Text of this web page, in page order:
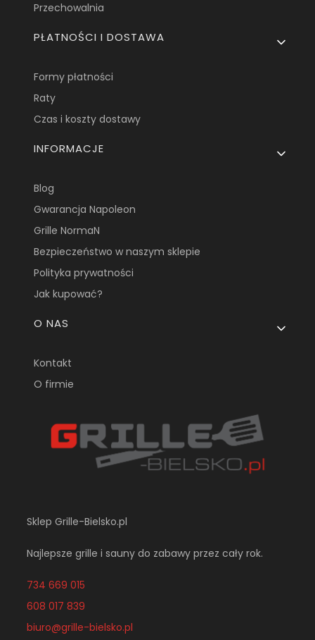
Przechowalnia
PŁATNOŚCI I DOSTAWA
Formy płatności
Raty
Czas i koszty dostawy
INFORMACJE
Blog
Gwarancja Napoleon
Grille NormaN
Bezpieczeństwo w naszym sklepie
Polityka prywatności
Jak kupować?
O NAS
Kontakt
O firmie
Sklep Grille-Bielsko.pl
Najlepsze grille i sauny do zabawy przez cały rok.
734 669 015
608 017 839
biuro@grille-bielsko.pl